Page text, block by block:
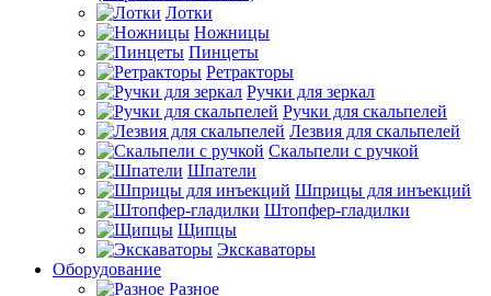
Лотки
Ножницы
Пинцеты
Ретракторы
Ручки для зеркал
Ручки для скальпелей
Лезвия для скальпелей
Скальпели с ручкой
Шпатели
Шприцы для инъекций
Штопфер-гладилки
Щипцы
Экскаваторы
Оборудование
Разное